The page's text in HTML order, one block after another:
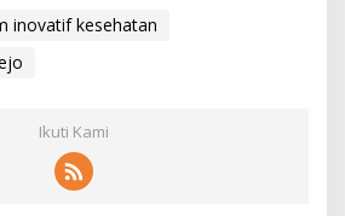
inovatif kesehatan
Ikuti Kami